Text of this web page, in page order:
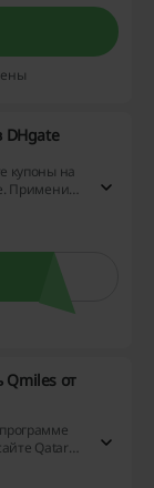
с
в
DHgate
купоны на
Примените
Qmiles от
Qatar